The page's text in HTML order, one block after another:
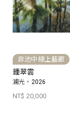
非池中線上藝廊
鍾翠雲
湖光，2026
NT$ 20,000